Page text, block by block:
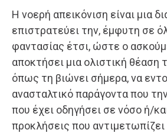
Η νοερή απεικόνιση είναι μια
επιστρατεύει την, έμφυτη σε
φαντασίας έτσι, ώστε ο
αποκτήσει μια ολιστική θέαση
όπως τη βιώνει σήμερα, να
ανασταλτικό παράγοντα που
που έχει οδηγήσει σε νόσο ή/
προκλήσεις που